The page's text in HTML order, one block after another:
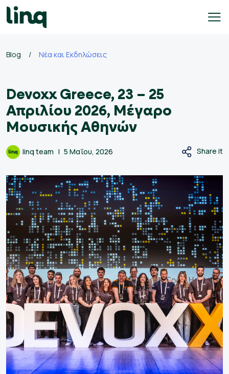
Skip
to
Blog / Νέα και Εκδηλώσεις
Devoxx Greece, 23 – 25
Απριλίου 2026, Μέγαρο
Μουσικής Αθηνών
linq team 5 Μαΐου, 2026 Share it
Ελληνικά